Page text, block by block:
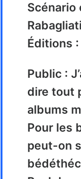
Scénario
Rabagliati
Éditions :
Public :
dire tout
albums
Pour les
peut-on